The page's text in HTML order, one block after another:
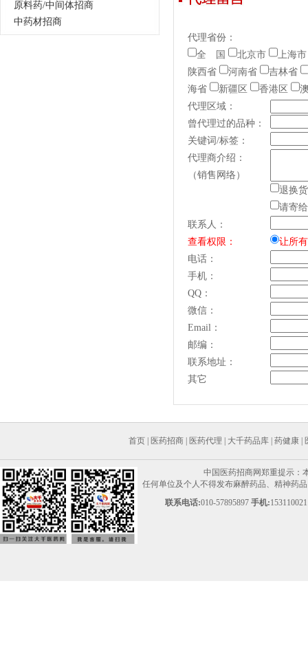
原料药/中间体招商
中药材招商
代理省份：
全 国
北京市
上海市
陕西省
河南省
吉林省
海省
新疆区 香港区
代理区域：
曾代理过的品种：
关键词/标签：
代理商介绍：
（销售网络）
退换
请寄
联系人：
查看权限：
让所
电话：
手机：
QQ：
微信：
Email：
邮编：
联系地址：
其它
首页| 医药招商| 医药代理 大千药品库| 药健康|
中国医药招商网郑重提示：
任何单位及个人不得发布麻醉药品、精神药
联系电话:010-57895897 手机: